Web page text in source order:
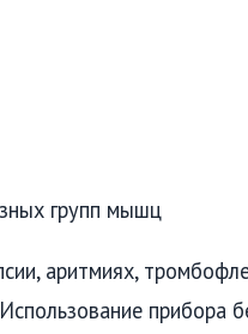
групп мышц
аритмиях,
прибора